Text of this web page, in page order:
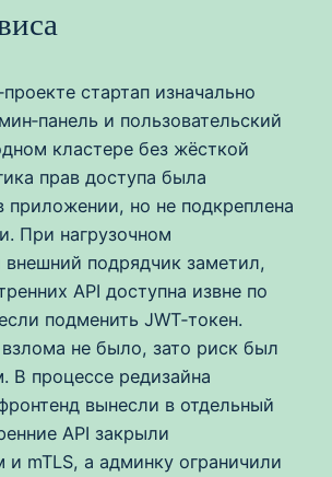
стартап изначально
и пользовательский
кластере без жёсткой
прав доступа была
приложении, но не подкреплена
При нагрузочном
внешний подрядчик заметил,
API доступна извне по
подменить JWT‑токен.
не было, зато риск был
В процессе редизайна
вынесли в отдельный
API закрыли
и mTLS, а админку ограничили